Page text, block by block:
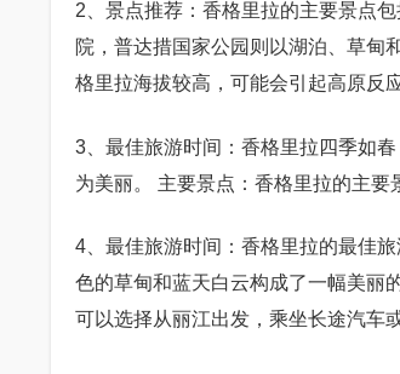
2、景点推荐：香格里拉的主要景点
院，普达措国家公园则以湖泊、草甸
格里拉海拔较高，可能会引起高原反应
3、最佳旅游时间：香格里拉四季如
为美丽。 主要景点：香格里拉的主要
4、最佳旅游时间：香格里拉的最佳
色的草甸和蓝天白云构成了一幅美丽
可以选择从丽江出发，乘坐长途汽车